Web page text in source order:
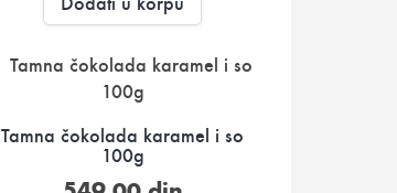
Tamna čokolada karamel i so
100g